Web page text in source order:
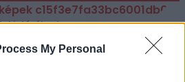
My Personal
csak közben